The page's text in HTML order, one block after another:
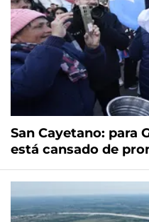
San Cayetano: para
está cansado de